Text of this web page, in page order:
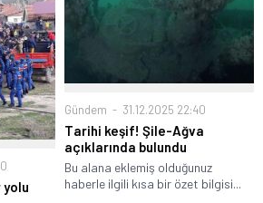
Gündem 31.12.2025 22:40
Tarihi keşif! Şile-Ağva
açıklarında bulundu
Bu alana eklemiş olduğunuz
haberle ilgili kısa bir özet bilgisi...